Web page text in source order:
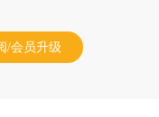
/会员升级